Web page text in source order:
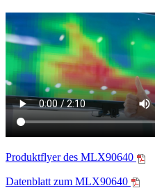
Produktflyer des MLX90640
Datenblatt zum MLX90640